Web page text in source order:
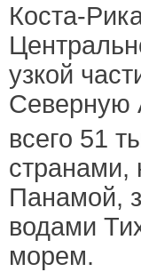
Коста-
узкой
Северную
всего 51
странами,
Панамой,
водами
морем.